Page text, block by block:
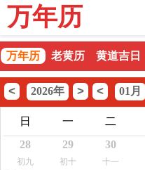
万年历
万年历 老黄历 黄道吉日
< 2026年 > < 01月
日 一 二
28
初九
29
初十
30
十一